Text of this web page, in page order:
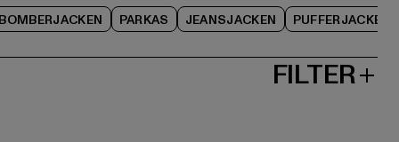
BOMBERJACKEN PARKAS JEANSJACKEN
FILTER